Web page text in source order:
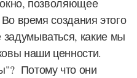
окно, позволяющее
время создания этого
какие мы
наши ценности.
Потому что они